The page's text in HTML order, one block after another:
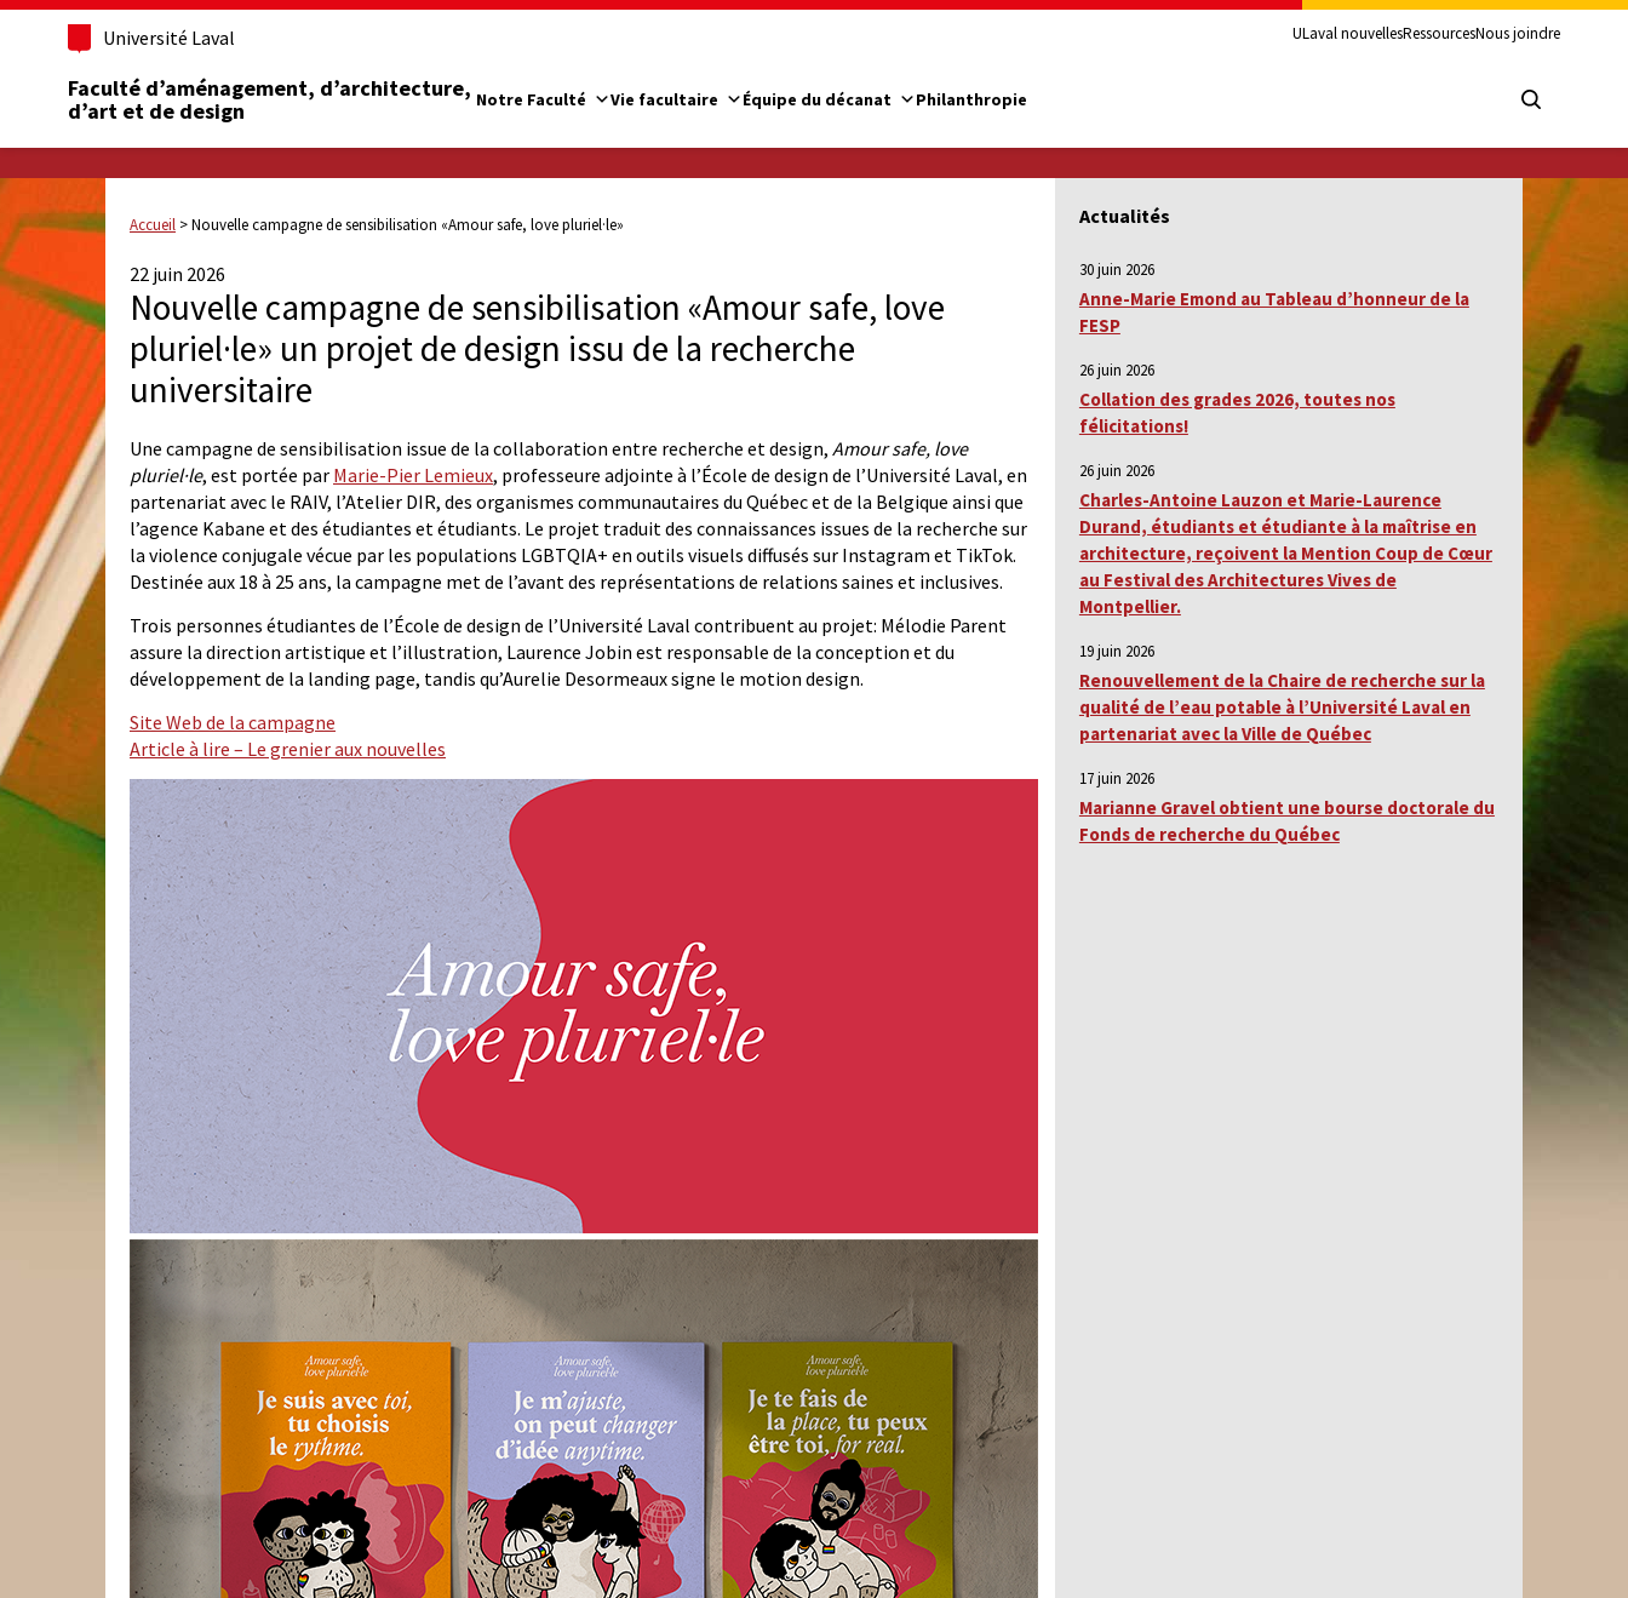
Université Laval ULaval nouvellesRessourcesNous joindre
Faculté d’aménagement, d’architecture,
d’art et de design
Notre Faculté Vie facultaire Équipe du décanat Philanthropie
Accueil >Nouvelle campagne de sensibilisation «Amour safe, love pluriel·le»
22 juin 2026
Nouvelle campagne de sensibilisation «Amour safe, love
pluriel·le» un projet de design issu de la recherche
universitaire
Une campagne de sensibilisation issue de la collaboration entre recherche et design, Amour safe, love
pluriel·le, est portée par Marie-Pier Lemieux, professeure adjointe à l’École de design de l’Université Laval, en
partenariat avec le RAIV, l’Atelier DIR, des organismes communautaires du Québec et de la Belgique ainsi que
l’agence Kabane et des étudiantes et étudiants. Le projet traduit des connaissances issues de la recherche sur
la violence conjugale vécue par les populations LGBTQIA+ en outils visuels diffusés sur Instagram et TikTok.
Destinée aux 18 à 25 ans, la campagne met de l’avant des représentations de relations saines et inclusives.
Trois personnes étudiantes de l’École de design de l’Université Laval contribuent au projet: Mélodie Parent
assure la direction artistique et l’illustration, Laurence Jobin est responsable de la conception et du
développement de la landing page, tandis qu’Aurelie Desormeaux signe le motion design.
Site Web de la campagne
Article à lire – Le grenier aux nouvelles
Actualités
30 juin 2026
Anne-Marie Emond au Tableau d’honneur de la
FESP
26 juin 2026
Collation des grades 2026, toutes nos
félicitations!
26 juin 2026
Charles-Antoine Lauzon et Marie-Laurence
Durand, étudiants et étudiante à la maîtrise en
architecture, reçoivent la Mention Coup de Cœur
au Festival des Architectures Vives de
Montpellier.
19 juin 2026
Renouvellement de la Chaire de recherche sur la
qualité de l’eau potable à l’Université Laval en
partenariat avec la Ville de Québec
17 juin 2026
Marianne Gravel obtient une bourse doctorale du
Fonds de recherche du Québec